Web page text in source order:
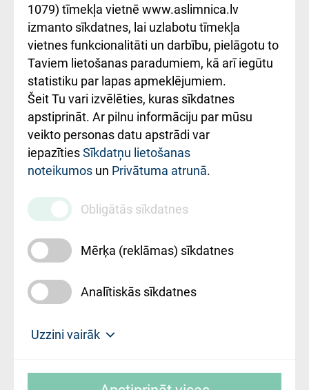
Kā pie mums nokļūt
Rēķinu apmaksas
ceļvedis
Rekvizīti un
ārstniecības
iestādes kods
010000234
Maksas
pakalpojumu
cenrādis
1079) tīmekļa vietnē www.aslimnica.lv
izmanto sīkdatnes, lai uzlabotu tīmekļa
vietnes funkcionalitāti un darbību, pielāgotu to
Taviem lietošanas paradumiem, kā arī iegūtu
statistiku par lapas apmeklējumiem.
Šeit Tu vari izvēlēties, kuras sīkdatnes
apstiprināt. Ar pilnu informāciju par mūsu
veikto personas datu apstrādi var
iepazītiesSīkdatņu lietošanas
noteikumos un Privātuma atrunā.
Obligātās sīkdatnes
Mērķa (reklāmas) sīkdatnes
Analītiskās sīkdatnes
Uzzini vairāk
slimnīca, turpmāk – Pārzinis, sīkdatņu